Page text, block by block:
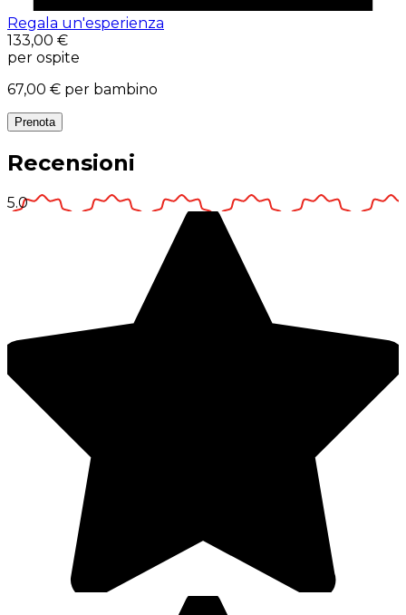
Regala un'esperienza
133,00 €
per ospite
67,00 € per bambino
Prenota
Recensioni
5.0